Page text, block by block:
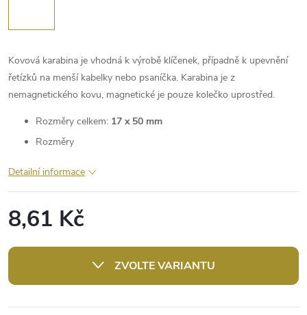
Kovová karabina je vhodná k výrobě klíčenek, případně k upevnění
řetízků na menší kabelky nebo psaníčka. Karabina je z
nemagnetického kovu, magnetické je pouze kolečko uprostřed.
Rozměry celkem: 17 x 50 mm
Rozměry
Detailní informace
8,61 Kč
cena:
ZVOLTE VARIANTU